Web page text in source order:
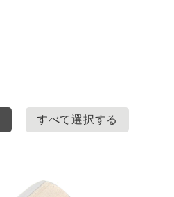
すべて選択する